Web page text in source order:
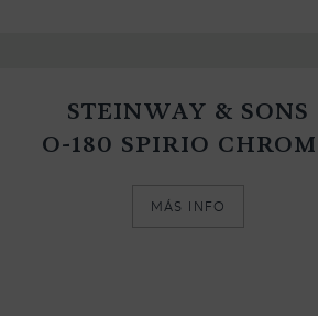
STEINWAY & SONS
O-180 SPIRIO
MÁS INFO